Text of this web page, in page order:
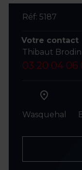
Réf: 5187
Votre contact
Thibaut Brodin
03 20 04 06
Wasquehal